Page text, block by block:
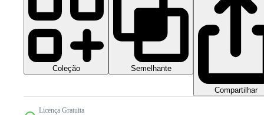
Coleção Semelhante
Compartilhar
Licença Gratuita